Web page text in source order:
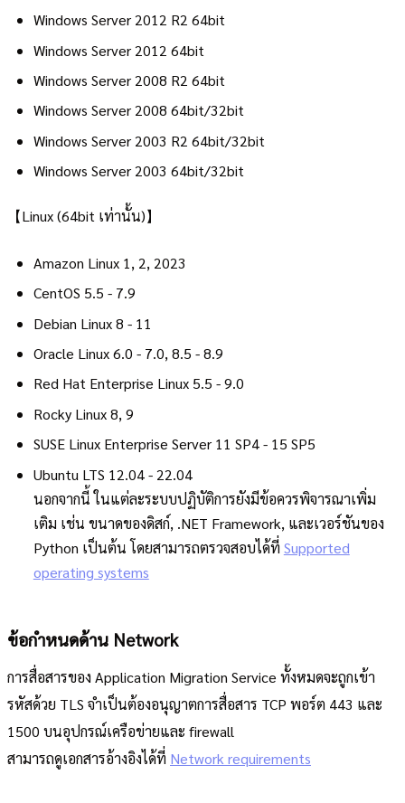
Windows Server 2012 R2 64bit
Windows Server 2012 64bit
Windows Server 2008 R2 64bit
Windows Server 2008 64bit/32bit
Windows Server 2003 R2 64bit/32bit
Windows Server 2003 64bit/32bit
【Linux (64bit เท่านั้น)】
Amazon Linux 1, 2, 2023
CentOS 5.5 - 7.9
Debian Linux 8 - 11
Oracle Linux 6.0 - 7.0, 8.5 - 8.9
Red Hat Enterprise Linux 5.5 - 9.0
Rocky Linux 8, 9
SUSE Linux Enterprise Server 11 SP4 - 15 SP5
Ubuntu LTS 12.04 - 22.04
นอกจากนี้ ในแต่ละระบบปฏิบัติการยังมีข้อควรพิจารณาเพิ่ม
เติม เช่น ขนาดของดิสก์, .NET Framework, และเวอร์ชันของ
Python เป็นต้น โดยสามารถตรวจสอบได้ที่ Supported
operating systems
ข้อกำหนดด้าน Network
การสื่อสารของ Application Migration Service ทั้งหมดจะถูกเข้า
รหัสด้วย TLS จำเป็นต้องอนุญาตการสื่อสาร TCP พอร์ต 443 และ
1500 บนอุปกรณ์เครือข่ายและ firewall
สามารถดูเอกสารอ้างอิงได้ที่ Network requirements